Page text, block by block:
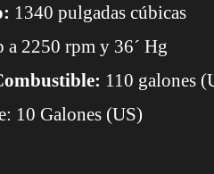
1340 pulgadas cúbicas
a 2250 rpm y 36´ Hg
110 galones
10 Galones (US)